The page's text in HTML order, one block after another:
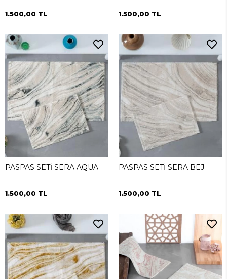
1.500,00 TL 1.500,00 TL
PASPAS SETİ SERA AQUA
1.500,00 TL
PASPAS SETİ SERA BEJ
1.500,00 TL